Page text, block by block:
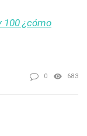
100 ¿cómo
0 683